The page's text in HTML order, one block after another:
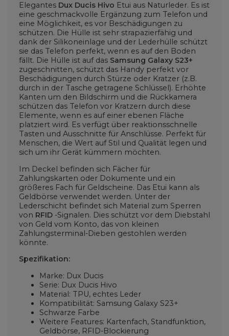
Elegantes Dux Ducis Hivo Etui aus Naturleder. Es ist
eine geschmackvolle Ergänzung zum Telefon und
eine Möglichkeit, es vor Beschädigungen zu
schützen. Die Hülle ist sehr strapazierfähig und
dank der Silikoneinlage und der Lederhülle schützt
sie das Telefon perfekt, wenn es auf den Boden
fällt. Die Hülle ist auf das Samsung Galaxy S23+
zugeschnitten, schützt das Handy perfekt vor
Beschädigungen durch Stürze oder Kratzer (z.B.
durch in der Tasche getragene Schlüssel). Erhöhte
Kanten um den Bildschirm und die Rückkamera
schützen das Telefon vor Kratzern durch diese
Elemente, wenn es auf einer ebenen Fläche
platziert wird. Es verfügt über reaktionsschnelle
Tasten und Ausschnitte für Anschlüsse. Perfekt für
Menschen, die Wert auf Stil und Qualität legen und
sich um ihr Gerät kümmern möchten.
Im Deckel befinden sich Fächer für
Zahlungskarten oder Dokumente und ein
größeres Fach für Geldscheine. Das Etui kann als
Geldbörse verwendet werden. Unter der
Lederschicht befindet sich Material zum Sperren
von RFID -Signalen. Dies schützt vor dem Diebstahl
von Geld vom Konto, das von kleinen
Zahlungsterminal-Dieben gestohlen werden
könnte.
Spezifikation:
Marke: Dux Ducis
Serie: Dux Ducis Hivo
Material: TPU, echtes Leder
Kompatibilität: Samsung Galaxy S23+
Schwarze Farbe
Weitere Features: Kartenfach, Standfunktion,
Geldbörse, RFID-Blockierung